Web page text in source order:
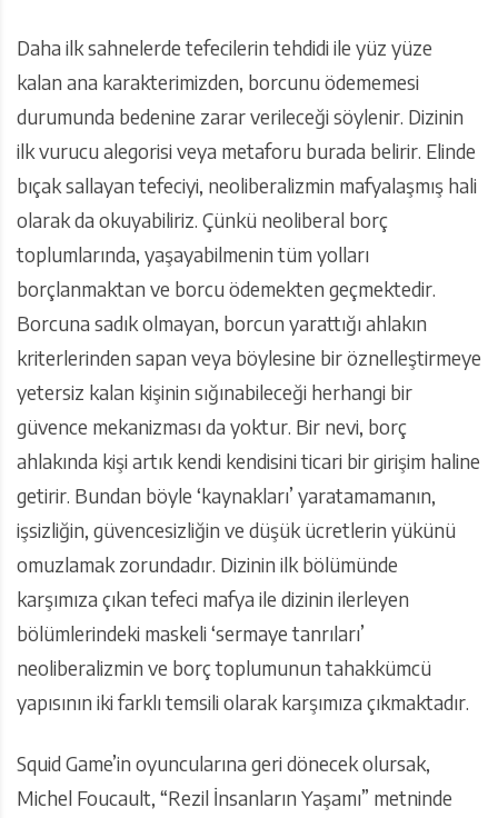
Daha ilk sahnelerde tefecilerin tehdidi ile yüz yüze
kalan ana karakterimizden, borcunu ödememesi
durumunda bedenine zarar verileceği söylenir. Dizinin
ilk vurucu alegorisi veya metaforu burada belirir. Elinde
bıçak sallayan tefeciyi, neoliberalizmin mafyalaşmış hali
olarak da okuyabiliriz. Çünkü neoliberal borç
toplumlarında, yaşayabilmenin tüm yolları
borçlanmaktan ve borcu ödemekten geçmektedir.
Borcuna sadık olmayan, borcun yarattığı ahlakın
kriterlerinden sapan veya böylesine bir öznelleştirmeye
yetersiz kalan kişinin sığınabileceği herhangi bir
güvence mekanizması da yoktur. Bir nevi, borç
ahlakında kişi artık kendi kendisini ticari bir girişim haline
getirir. Bundan böyle ‘kaynakları’ yaratamamanın,
işsizliğin, güvencesizliğin ve düşük ücretlerin yükünü
omuzlamak zorundadır. Dizinin ilk bölümünde
karşımıza çıkan tefeci mafya ile dizinin ilerleyen
bölümlerindeki maskeli ‘sermaye tanrıları’
neoliberalizmin ve borç toplumunun tahakkümcü
yapısının iki farklı temsili olarak karşımıza çıkmaktadır.
Squid Game’in oyuncularına geri dönecek olursak,
Michel Foucault, “Rezil İnsanların Yaşamı” metninde